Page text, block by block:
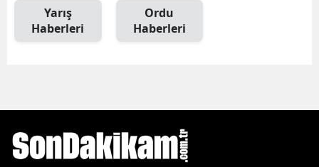
Yarış
Haberleri
Ordu
Haberleri